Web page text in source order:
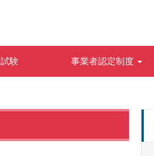
験 事業者認定制度